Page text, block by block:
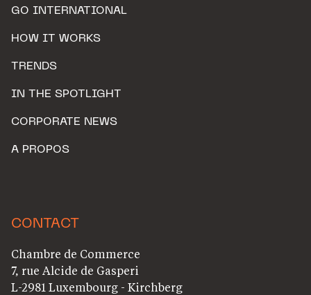
GO INTERNATIONAL
HOW IT WORKS
TRENDS
IN THE SPOTLIGHT
CORPORATE NEWS
A PROPOS
CONTACT
Chambre de Commerce
7, rue Alcide de Gasperi
L-2981 Luxembourg - Kirchberg